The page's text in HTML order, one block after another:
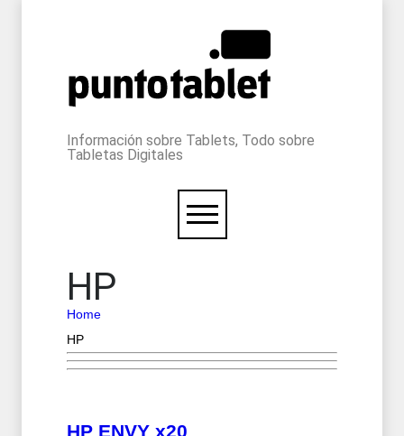
Información sobre Tablets, Todo sobre
Tabletas Digitales
HP
Home
HP
HP ENVY x20